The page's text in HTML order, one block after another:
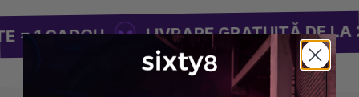
1 CADOU LIVRARE GRATUITĂ DE LA